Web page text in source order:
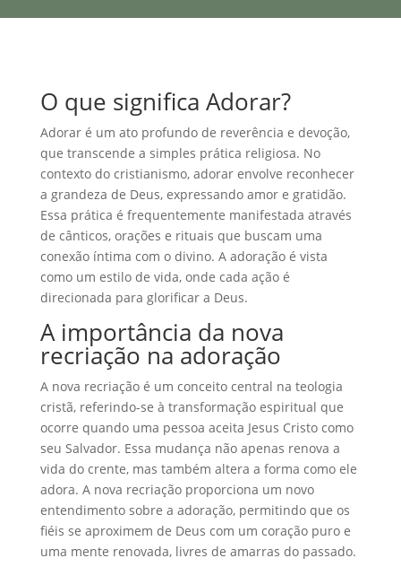
O que significa Adorar?
Adorar é um ato profundo de reverência e devoção,
que transcende a simples prática religiosa. No
contexto do cristianismo, adorar envolve reconhecer
a grandeza de Deus, expressando amor e gratidão.
Essa prática é frequentemente manifestada através
de cânticos, orações e rituais que buscam uma
conexão íntima com o divino. A adoração é vista
como um estilo de vida, onde cada ação é
direcionada para glorificar a Deus.
A importância da nova
recriação na adoração
A nova recriação é um conceito central na teologia
cristã, referindo-se à transformação espiritual que
ocorre quando uma pessoa aceita Jesus Cristo como
seu Salvador. Essa mudança não apenas renova a
vida do crente, mas também altera a forma como ele
adora. A nova recriação proporciona um novo
entendimento sobre a adoração, permitindo que os
fiéis se aproximem de Deus com um coração puro e
uma mente renovada, livres de amarras do passado.